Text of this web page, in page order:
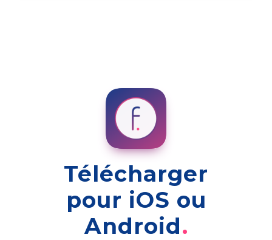
Télécharger
pour iOS ou
Android